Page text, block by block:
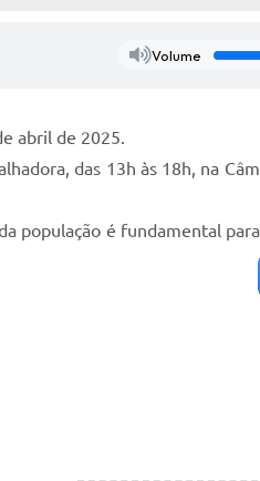
Volume
abril de 2025.
das 13h às 18h, na
população é fundamental